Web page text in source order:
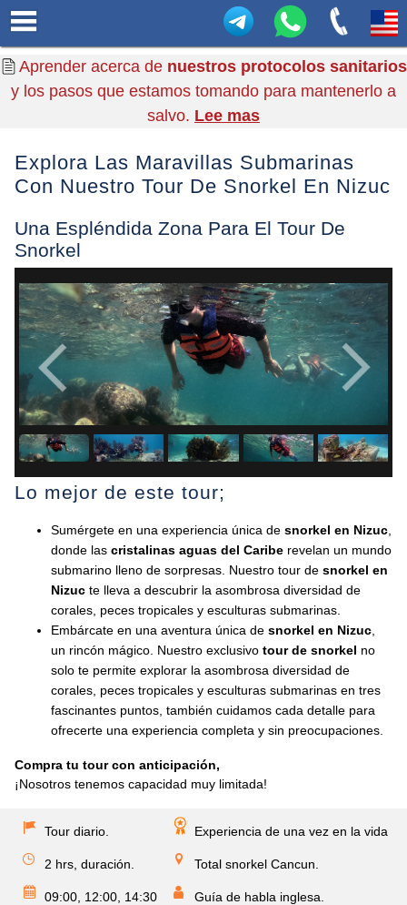
Aprender acerca de nuestros protocolos sanitarios
y los pasos que estamos tomando para mantenerlo a
salvo. Lee mas
Explora Las Maravillas Submarinas
Con Nuestro Tour De Snorkel En Nizuc
Una Espléndida Zona Para El Tour De
Snorkel
Lo mejor de este tour;
Sumérgete en una experiencia única de snorkel en Nizuc,
donde las cristalinas aguas del Caribe revelan un mundo
submarino lleno de sorpresas. Nuestro tour de snorkel en
Nizuc te lleva a descubrir la asombrosa diversidad de
corales, peces tropicales y esculturas submarinas.
Embárcate en una aventura única de snorkel en Nizuc,
un rincón mágico. Nuestro exclusivo tour de snorkel no
solo te permite explorar la asombrosa diversidad de
corales, peces tropicales y esculturas submarinas en tres
fascinantes puntos, también cuidamos cada detalle para
ofrecerte una experiencia completa y sin preocupaciones.
Compra tu tour con anticipación,
¡Nosotros tenemos capacidad muy limitada!
Tour diario.
2 hrs, duración.
09:00, 12:00, 14:30
Experiencia de una vez en la vida
Total snorkel Cancun.
Guía de habla inglesa.